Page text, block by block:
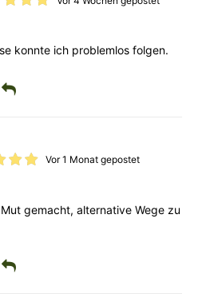
konnte ich problemlos folgen.
Vor 1 Monat gepostet
gemacht, alternative Wege zu